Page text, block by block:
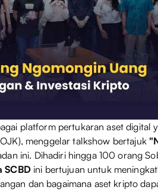
platform pertukaran aset digital
menggelar talkshow bertajuk
ini. Dihadiri hingga 100 orang
SCBDini bertujuan untuk
dan bagaimana aset kripto